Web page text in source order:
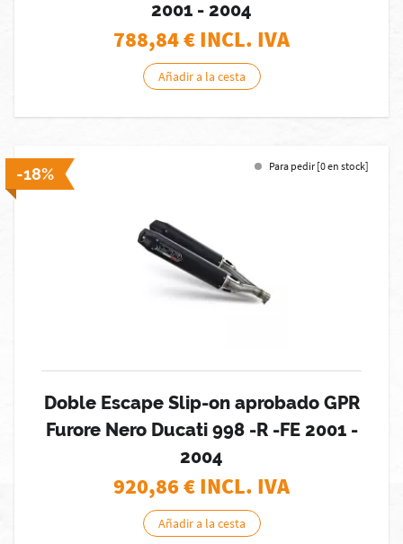
2001 - 2004
788,84€ INCL. IVA
Añadir a la cesta
-18% Para pedir [0 en stock]
Doble Escape Slip-on aprobado GPR
Furore Nero Ducati 998 -R -FE 2001 -
2004
920,86€ INCL. IVA
Añadir a la cesta